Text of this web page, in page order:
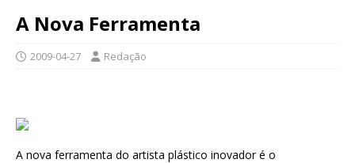
A Nova Ferramenta
2009-04-27 Redação
A nova ferramenta do artista plástico inovador é o